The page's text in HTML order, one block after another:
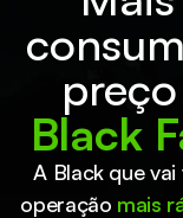
Black
A Black que
operação mais